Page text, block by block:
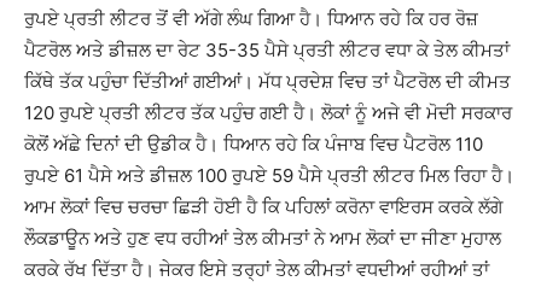
ਰੁਪਏ ਪ੍ਰਤੀ ਲੀਟਰ ਤੋਂ ਵੀ ਅੱਗੇ ਲੰਘ ਗਿਆ ਹੈ। ਧਿਆਨ ਰਹੇ ਕਿ ਹਰ ਰੋਜ਼
ਪੈਟਰੋਲ ਅਤੇ ਡੀਜ਼ਲ ਦਾ ਰੇਟ 35-35 ਪੈਸੇ ਪ੍ਰਤੀ ਲੀਟਰ ਵਧਾ ਕੇ ਤੇਲ ਕੀਮਤਾਂ
ਕਿੱਥੇ ਤੱਕ ਪਹੁੰਚਾ ਦਿੱਤੀਆਂ ਗਈਆਂ। ਮੱਧ ਪ੍ਰਦੇਸ਼ ਵਿਚ ਤਾਂ ਪੈਟਰੋਲ ਦੀ ਕੀਮਤ
120 ਰੁਪਏ ਪ੍ਰਤੀ ਲੀਟਰ ਤੱਕ ਪਹੁੰਚ ਗਈ ਹੈ। ਲੋਕਾਂ ਨੂੰ ਅਜੇ ਵੀ ਮੋਦੀ ਸਰਕਾਰ
ਕੋਲੋਂ ਅੱਛੇ ਦਿਨਾਂ ਦੀ ਉਡੀਕ ਹੈ। ਧਿਆਨ ਰਹੇ ਕਿ ਪੰਜਾਬ ਵਿਚ ਪੈਟਰੋਲ 110
ਰੁਪਏ 61 ਪੈਸੇ ਅਤੇ ਡੀਜ਼ਲ 100 ਰੁਪਏ 59 ਪੈਸੇ ਪ੍ਰਤੀ ਲੀਟਰ ਮਿਲ ਰਿਹਾ ਹੈ।
ਆਮ ਲੋਕਾਂ ਵਿਚ ਚਰਚਾ ਛਿੜੀ ਹੋਈ ਹੈ ਕਿ ਪਹਿਲਾਂ ਕਰੋਨਾ ਵਾਇਰਸ ਕਰਕੇ ਲੱਗੇ
ਲੌਕਡਾਊਨ ਅਤੇ ਹੁਣ ਵਧ ਰਹੀਆਂ ਤੇਲ ਕੀਮਤਾਂ ਨੇ ਆਮ ਲੋਕਾਂ ਦਾ ਜੀਣਾ ਮੁਹਾਲ
ਕਰਕੇ ਰੱਖ ਦਿੱਤਾ ਹੈ। ਜੇਕਰ ਇਸੇ ਤਰ੍ਹਾਂ ਤੇਲ ਕੀਮਤਾਂ ਵਧਦੀਆਂ ਰਹੀਆਂ ਤਾਂ